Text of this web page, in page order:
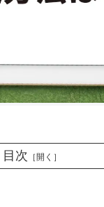
目次 ［開く］